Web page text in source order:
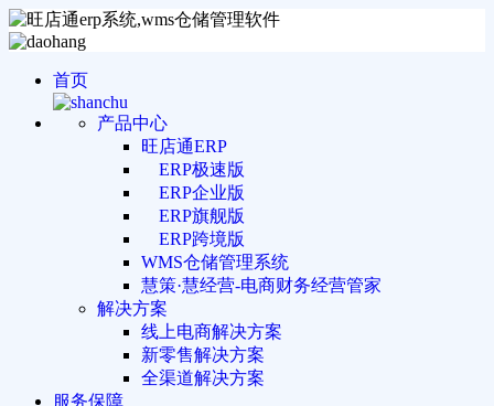
首页
产品中心
旺店通ERP
ERP极速版
ERP企业版
ERP旗舰版
ERP跨境版
WMS仓储管理系统
慧策·慧经营-电商财务经营管家
解决方案
线上电商解决方案
新零售解决方案
全渠道解决方案
服务保障